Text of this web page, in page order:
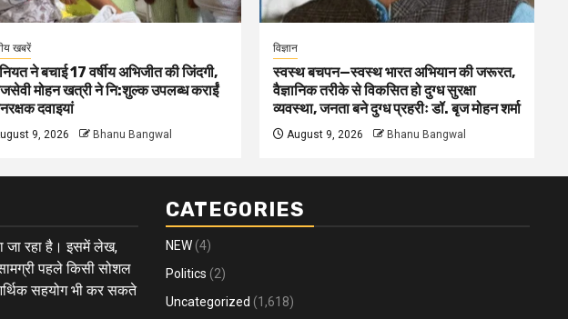
खबरें
ने बचाई 17 वर्षीय अभिजीत की जिंदगी,
मोहन खत्री ने नि:शुल्क उपलब्ध कराईं
दवाइयां
9, 2026 Bhanu Bangwal
विज्ञान
स्वस्थ बचपन—स्वस्थ भारत अभियान की जरूरत,
वैज्ञानिक तरीके से विकसित हो दुग्ध सुरक्षा
व्यवस्था, जनता बने दुग्ध प्रहरीः डॉ. बृज मोहन शर्मा
August 9, 2026 Bhanu Bangwal
जा रहा है। इसमें लेख,
पहले किसी सोशल
सहयोग भी कर सकते
CATEGORIES
NEW (4)
Politics (2)
Uncategorized (1,618)